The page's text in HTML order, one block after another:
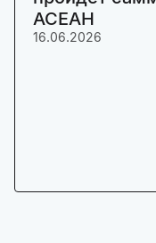
АСЕАН
16.06.2026